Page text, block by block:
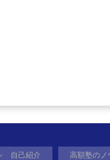
自己紹介 高額塾のノ